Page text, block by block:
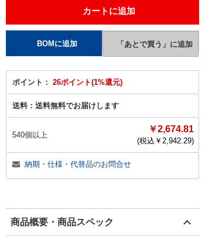
ポイント： 26ポイント(1%還元)
送料： 送料無料でお届けします
540個以上
￥2,674.81
(税込￥ 2,942.29)
納期・仕様・代替品のお問合せ
商品概要・商品スペック